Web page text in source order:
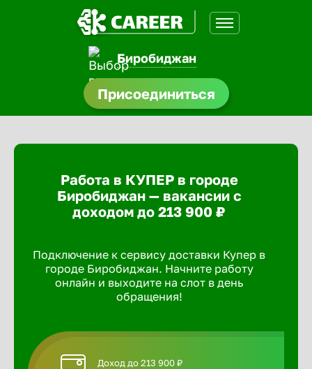
Биробиджан
Присоединиться
Работа в КУПЕР в городе
Биробиджан — вакансии с
доходом до 213 900 ₽
Подключение к сервису доставки Купер в
городе Биробиджан. Начните работу
онлайн и выходите на слот в день
обращения!
Доход до 213 900 ₽